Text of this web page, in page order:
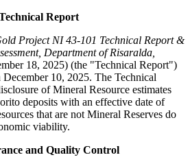
Report
Project NI 43-101 Technical Report &
Department of Risaralda,
18, 2025) (the "Technical Report")
10, 2025. The Technical
of Mineral Resource estimates
deposits with an effective date of
that are not Mineral Reserves do
viability.
and Quality Control